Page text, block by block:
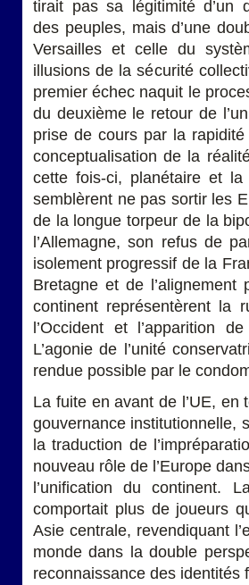
tirait pas sa légitimité d’un
des peuples, mais d’une
Versailles et celle du
illusions de la sécurité
premier échec naquit le
du deuxième le retour de
prise de cours par la rapidité
conceptualisation de la
cette fois-ci, planétaire et
semblèrent ne pas sortir les
de la longue torpeur de la
l’Allemagne, son refus de
isolement progressif de la
Bretagne et de l’alignement
continent représentèrent la
l’Occident et l’apparition
L’agonie de l’unité
rendue possible par le
La fuite en avant de l’UE, en
gouvernance institutionnelle,
la traduction de
nouveau rôle de l’Europe
l’unification du continent.
comportait plus de joueurs
Asie centrale, revendiquant
monde dans la double
reconnaissance des identités